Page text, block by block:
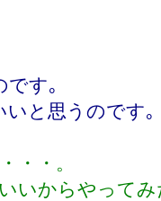
です｡
と思うのです｡
・・。
いからやって